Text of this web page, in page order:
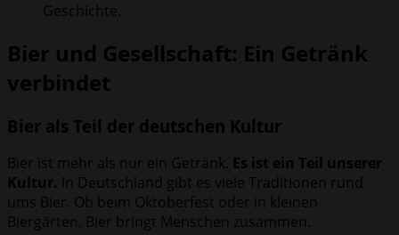
Geschichte.
Bier und Gesellschaft: Ein Getränk
verbindet
Bier als Teil der deutschen Kultur
Bier ist mehr als nur ein Getränk. Es ist ein Teil unserer
Kultur. In Deutschland gibt es viele Traditionen rund
ums Bier. Ob beim Oktoberfest oder in kleinen
Biergärten, Bier bringt Menschen zusammen.